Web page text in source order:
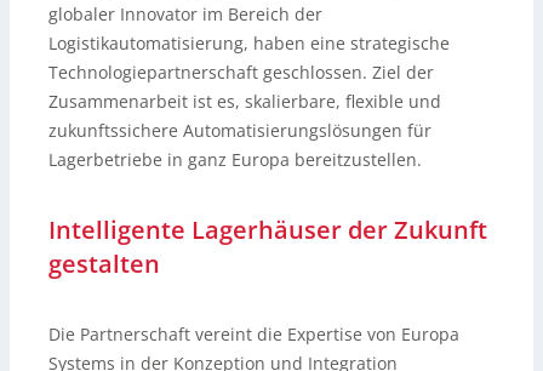
globaler Innovator im Bereich der
Logistikautomatisierung, haben eine strategische
Technologiepartnerschaft geschlossen. Ziel der
Zusammenarbeit ist es, skalierbare, flexible und
zukunftssichere Automatisierungslösungen für
Lagerbetriebe in ganz Europa bereitzustellen.
Intelligente Lagerhäuser der Zukunft
gestalten
Die Partnerschaft vereint die Expertise von Europa
Systems in der Konzeption und Integration